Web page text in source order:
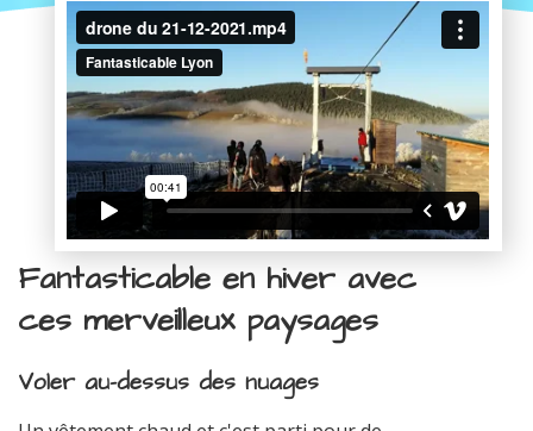
Fantasticable en hiver avec
ces merveilleux paysages
Voler au-dessus des nuages